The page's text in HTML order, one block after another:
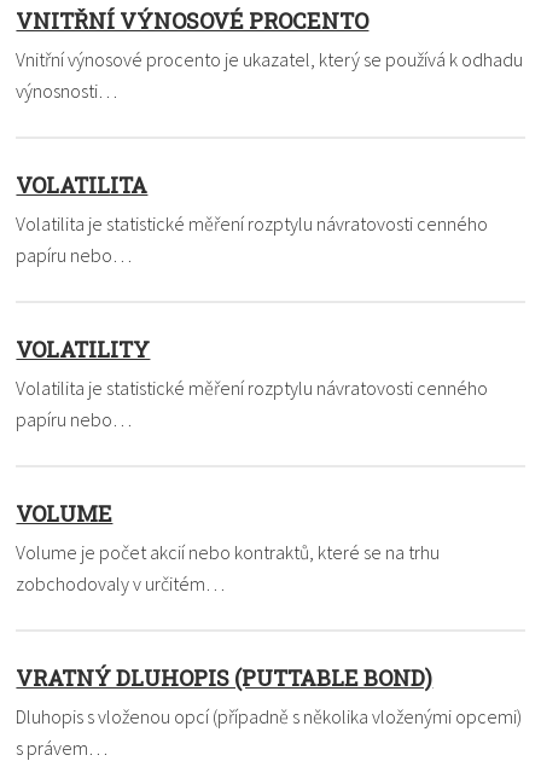
VNITŘNÍ VÝNOSOVÉ PROCENTO
Vnitřní výnosové procento je ukazatel, který se používá k odhadu
výnosnosti…
VOLATILITA
Volatilita je statistické měření rozptylu návratovosti cenného
papíru nebo…
VOLATILITY
Volatilita je statistické měření rozptylu návratovosti cenného
papíru nebo…
VOLUME
Volume je počet akcií nebo kontraktů, které se na trhu
zobchodovaly v určitém…
VRATNÝ DLUHOPIS (PUTTABLE BOND)
Dluhopis s vloženou opcí (případně s několika vloženými opcemi)
s právem…